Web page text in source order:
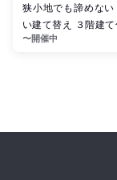
狭小地でも諦めない
い建て替え ３階建て
住まい心地体感会
〜開催中